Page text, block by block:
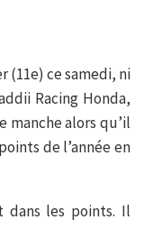
(11e) ce samedi, ni
Racing Honda,
manche alors qu’il
de l’année en
dans les points. Il